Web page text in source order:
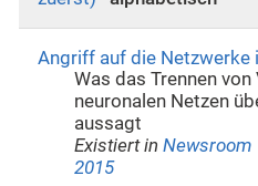
Angriff auf die Netzwerke
Was das Trennen
neuronalen Netzen
aussagt
Existiert in Newsroom
2015